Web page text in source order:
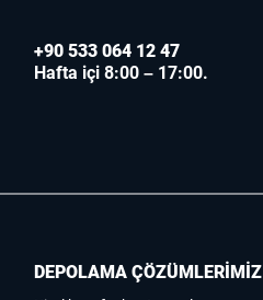
+90 533 064 12 47
Hafta içi 8:00 – 17:00.
DEPOLAMA ÇÖZÜMLERİMİZ